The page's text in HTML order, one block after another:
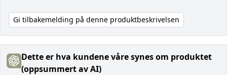
Gi tilbakemelding på denne produktbeskrivelsen
Dette er hva kundene våre synes om produktet
(oppsummert av AI)